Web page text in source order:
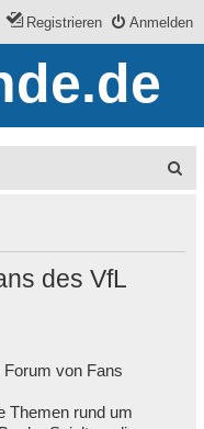
Anmelden
Registrieren
des VfL
von Fans
Themen rund um